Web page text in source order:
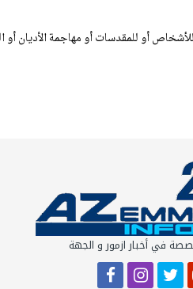
أو للمقدسات أو مهاجمة الأديان أو
في أخبار ازمور و الجهة